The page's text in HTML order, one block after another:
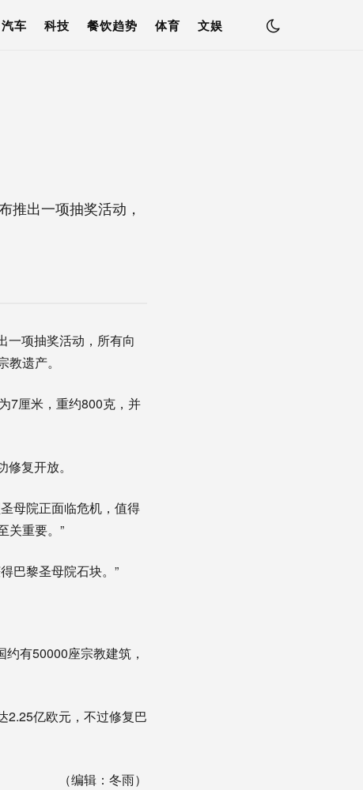
汽车 科技 餐饮趋势 体育 文娱
推出一项抽奖活动，
一项抽奖活动，所有向
遗产。
7厘米，重约800克，并
复开放。
母院正面临危机，值得
关重要。”
巴黎圣母院石块。”
有50000座宗教建筑，
2.25亿欧元，不过修复巴
（编辑：冬雨）